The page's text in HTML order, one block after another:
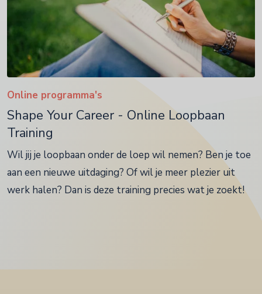
Online programma's
Shape Your Career - Online Loopbaan
Training
Wil jij je loopbaan onder de loep wil nemen? Ben je toe
aan een nieuwe uitdaging? Of wil je meer plezier uit
werk halen? Dan is deze training precies wat je zoekt!